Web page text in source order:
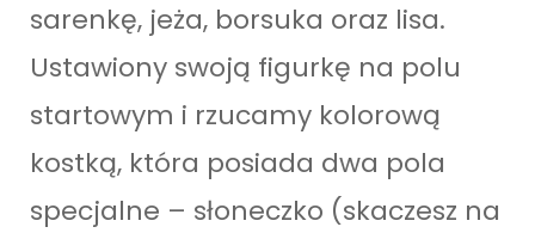
sarenkę, jeża, borsuka oraz lisa.
Ustawiony swoją figurkę na polu
startowym i rzucamy kolorową
kostką, która posiada dwa pola
specjalne – słoneczko (skaczesz na